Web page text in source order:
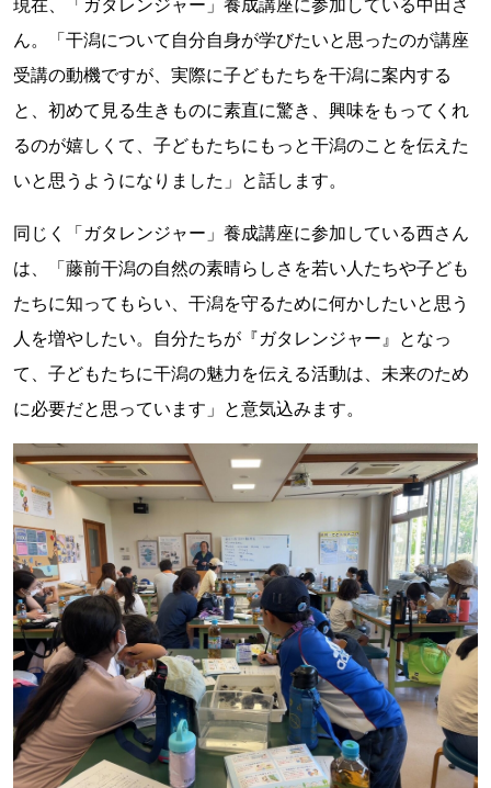
ん。「干潟について自分自身が学びたいと思ったのが講座
受講の動機ですが、実際に子どもたちを干潟に案内する
と、初めて見る生きものに素直に驚き、興味をもってくれ
るのが嬉しくて、子どもたちにもっと干潟のことを伝えた
いと思うようになりました」と話します。
同じく「ガタレンジャー」養成講座に参加している西さん
は、「藤前干潟の自然の素晴らしさを若い人たちや子ども
たちに知ってもらい、干潟を守るために何かしたいと思う
人を増やしたい。自分たちが『ガタレンジャー』となっ
て、子どもたちに干潟の魅力を伝える活動は、未来のため
に必要だと思っています」と意気込みます。